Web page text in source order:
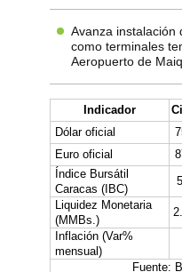
Avanza instalación
como terminales
Aeropuerto de
Indicador
Dólar oficial
Euro oficial
Índice Bursátil
Caracas (IBC)
Liquidez Monetaria
(MMBs.)
Inflación (Var%
mensual)
Fuente: